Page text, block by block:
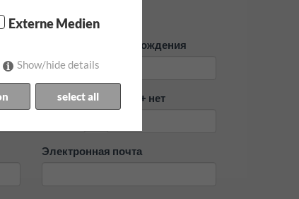
день рождения
Улица + нет
Электронная почта
Externe Medien
Show/hide details
select all